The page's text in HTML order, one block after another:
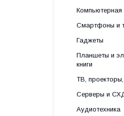
Компьютерная
Смартфоны и
Гаджеты
Планшеты и
книги
ТВ,
Серверы и
Аудиотехника